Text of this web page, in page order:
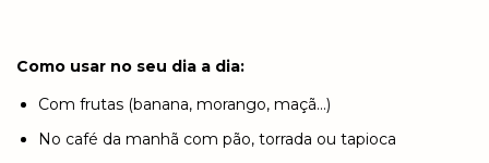
Como usar no seu dia a dia:
Com frutas (banana, morango, maçã...)
No café da manhã com pão, torrada ou tapioca